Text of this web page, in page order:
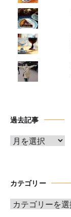
過去記事
ア
ブ
カテゴリー
カ